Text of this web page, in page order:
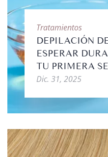
Tratamientos
DEPILACIÓN
ESPERAR
TU PRIMERA
Dic. 31, 2025